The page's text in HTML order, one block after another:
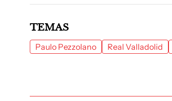
TEMAS
Paulo Pezzolano Real Valladolid